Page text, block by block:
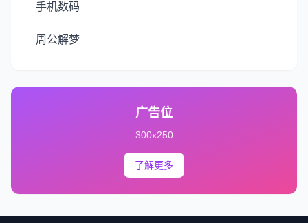
手机数码
周公解梦
广告位
300x250
了解更多